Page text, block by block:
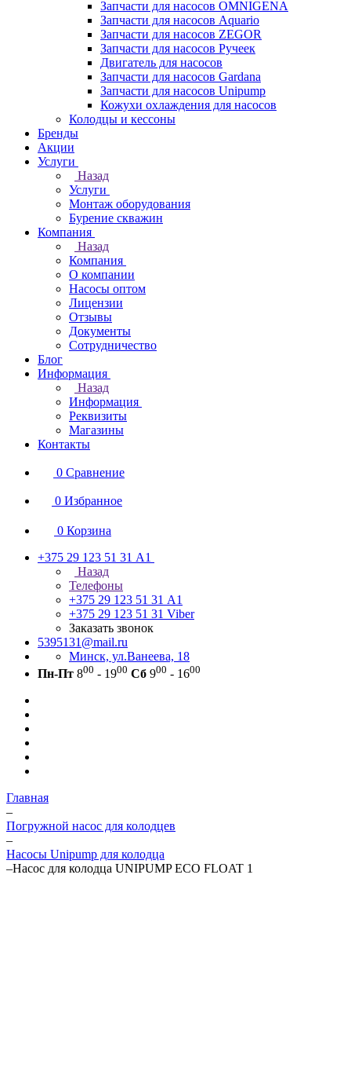
Запчасти для насосов OMNIGENA
Запчасти для насосов Aquario
Запчасти для насосов ZEGOR
Запчасти для насосов Ручеек
Двигатель для насосов
Запчасти для насосов Gardana
Запчасти для насосов Unipump
Кожухи охлаждения для насосов
Колодцы и кессоны
Бренды
Акции
Услуги
Назад
Услуги
Монтаж оборудования
Бурение скважин
Компания
Назад
Компания
О компании
Насосы оптом
Лицензии
Отзывы
Документы
Сотрудничество
Блог
Информация
Назад
Информация
Реквизиты
Магазины
Контакты
0 Сравнение
0 Избранное
0 Корзина
+375 29 123 51 31 А1
Назад
Телефоны
+375 29 123 51 31 А1
+375 29 123 51 31 Viber
Заказать звонок
5395131@mail.ru
Минск, ул.Ванеева, 18
Пн-Пт 800 - 1900 Сб 900 - 1600
Главная
–
Погружной насос для колодцев
–
Насосы Unipump для колодца
–Насос для колодца UNIPUMP ECO FLOAT 1